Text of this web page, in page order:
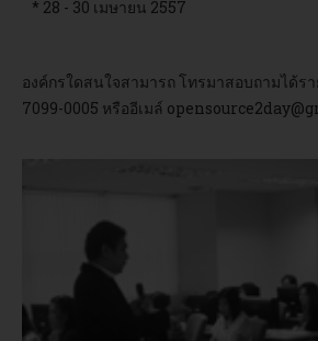
* 28 - 30 เมษายน 2557
องค์กรใดสนใจสามารถ โทรมาสอบถามได้ร
7099-0005 หรืออีเมล์